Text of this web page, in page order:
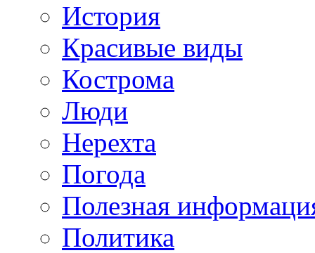
История
Красивые виды
Кострома
Люди
Нерехта
Погода
Полезная
Политика